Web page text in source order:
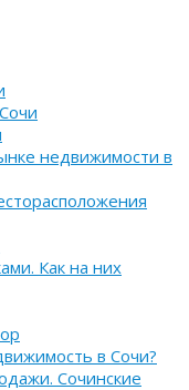
недвижимости в
Как на них
в Сочи?
Сочинские